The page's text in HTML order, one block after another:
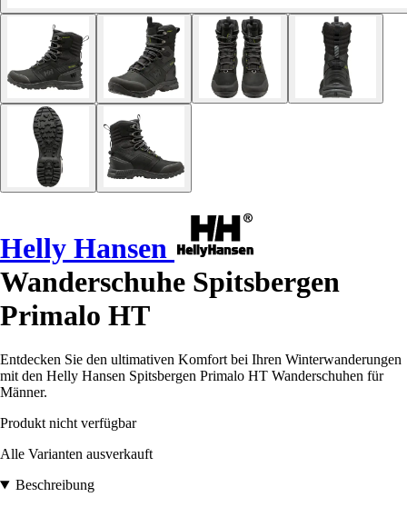
Helly Hansen
Wanderschuhe Spitsbergen
Primalo HT
Entdecken Sie den ultimativen Komfort bei Ihren Winterwanderungen
mit den Helly Hansen Spitsbergen Primalo HT Wanderschuhen für
Männer.
Produkt nicht verfügbar
Alle Varianten ausverkauft
Beschreibung